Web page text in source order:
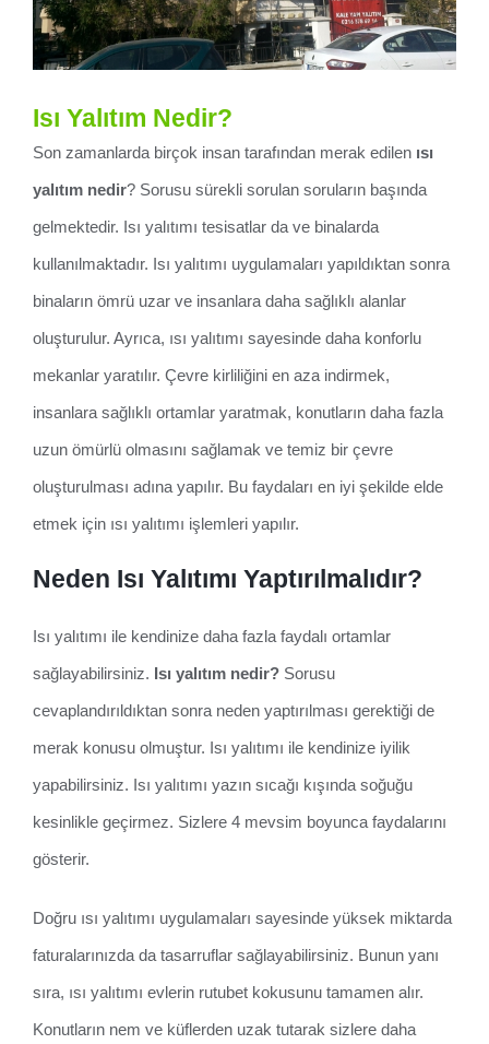
Isı Yalıtım Nedir?
Son zamanlarda birçok insan tarafından merak edilen ısı
yalıtım nedir? Sorusu sürekli sorulan soruların başında
gelmektedir. Isı yalıtımı tesisatlar da ve binalarda
kullanılmaktadır. Isı yalıtımı uygulamaları yapıldıktan sonra
binaların ömrü uzar ve insanlara daha sağlıklı alanlar
oluşturulur. Ayrıca, ısı yalıtımı sayesinde daha konforlu
mekanlar yaratılır. Çevre kirliliğini en aza indirmek,
insanlara sağlıklı ortamlar yaratmak, konutların daha fazla
uzun ömürlü olmasını sağlamak ve temiz bir çevre
oluşturulması adına yapılır. Bu faydaları en iyi şekilde elde
etmek için ısı yalıtımı işlemleri yapılır.
Neden Isı Yalıtımı Yaptırılmalıdır?
Isı yalıtımı ile kendinize daha fazla faydalı ortamlar
sağlayabilirsiniz. Isı yalıtım nedir? Sorusu
cevaplandırıldıktan sonra neden yaptırılması gerektiği de
merak konusu olmuştur. Isı yalıtımı ile kendinize iyilik
yapabilirsiniz. Isı yalıtımı yazın sıcağı kışında soğuğu
kesinlikle geçirmez. Sizlere 4 mevsim boyunca faydalarını
gösterir.
Doğru ısı yalıtımı uygulamaları sayesinde yüksek miktarda
faturalarınızda da tasarruflar sağlayabilirsiniz. Bunun yanı
sıra, ısı yalıtımı evlerin rutubet kokusunu tamamen alır.
Konutların nem ve küflerden uzak tutarak sizlere daha